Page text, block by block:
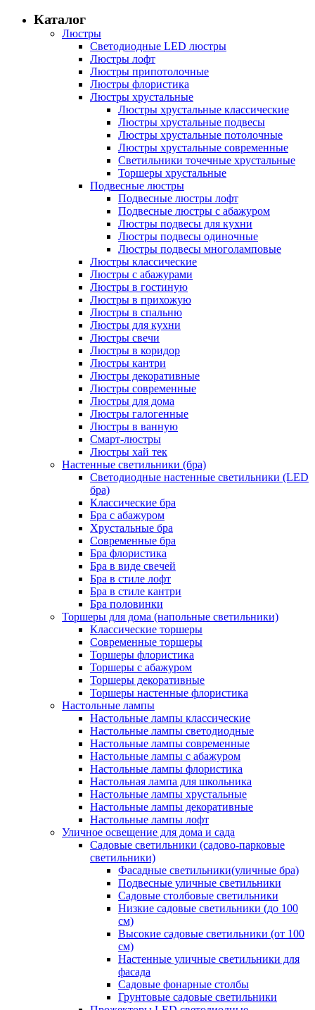
Каталог
Люстры
Светодиодные LED люстры
Люстры лофт
Люстры припотолочные
Люстры флористика
Люстры хрустальные
Люстры хрустальные классические
Люстры хрустальные подвесы
Люстры хрустальные потолочные
Люстры хрустальные современные
Светильники точечные хрустальные
Торшеры хрустальные
Подвесные люстры
Подвесные люстры лофт
Подвесные люстры с абажуром
Люстры подвесы для кухни
Люстры подвесы одиночные
Люстры подвесы многоламповые
Люстры классические
Люстры с абажурами
Люстры в гостиную
Люстры в прихожую
Люстры в спальню
Люстры для кухни
Люстры свечи
Люстры в коридор
Люстры кантри
Люстры декоративные
Люстры современные
Люстры для дома
Люстры галогенные
Люстры в ванную
Смарт-люстры
Люстры хай тек
Настенные светильники (бра)
Светодиодные настенные светильники (LED
бра)
Классические бра
Бра с абажуром
Хрустальные бра
Современные бра
Бра флористика
Бра в виде свечей
Бра в стиле лофт
Бра в стиле кантри
Бра половинки
Торшеры для дома (напольные светильники)
Классические торшеры
Современные торшеры
Торшеры флористика
Торшеры с абажуром
Торшеры декоративные
Торшеры настенные флористика
Настольные лампы
Настольные лампы классические
Настольные лампы светодиодные
Настольные лампы современные
Настольные лампы с абажуром
Настольные лампы флористика
Настольная лампа для школьника
Настольные лампы хрустальные
Настольные лампы декоративные
Настольные лампы лофт
Уличное освещение для дома и сада
Садовые светильники (садово-парковые
светильники)
Фасадные светильники(уличные бра)
Подвесные уличные светильники
Садовые столбовые светильники
Низкие садовые светильники (до 100
см)
Высокие садовые светильники (от 100
см)
Настенные уличные светильники для
фасада
Садовые фонарные столбы
Грунтовые садовые светильники